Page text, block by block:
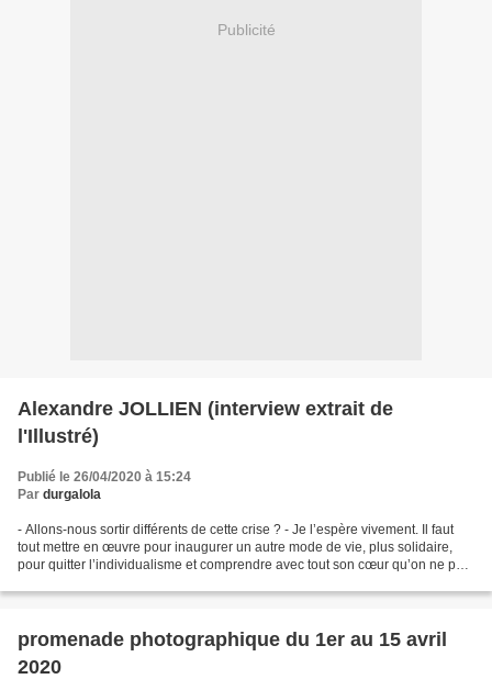
Publicité
Alexandre JOLLIEN (interview extrait de
l'Illustré)
Publié le 26/04/2020 à 15:24
Par durgalola
- Allons-nous sortir différents de cette crise ? - Je l’espère vivement. Il faut
tout mettre en œuvre pour inaugurer un autre mode de vie, plus solidaire,
pour quitter l’individualisme et comprendre avec tout son cœur qu’on ne peut
promenade photographique du 1er au 15 avril
2020